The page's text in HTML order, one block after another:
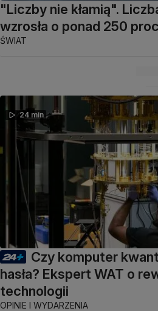
"Liczby nie kłamią".
wzrosła o ponad 250
ŚWIAT
24 min
Czy komputer
hasła? Ekspert WAT o
technologii
OPINIE I WYDARZENIA